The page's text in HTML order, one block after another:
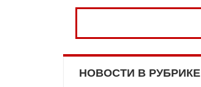
НОВОСТИ В РУБРИКЕ